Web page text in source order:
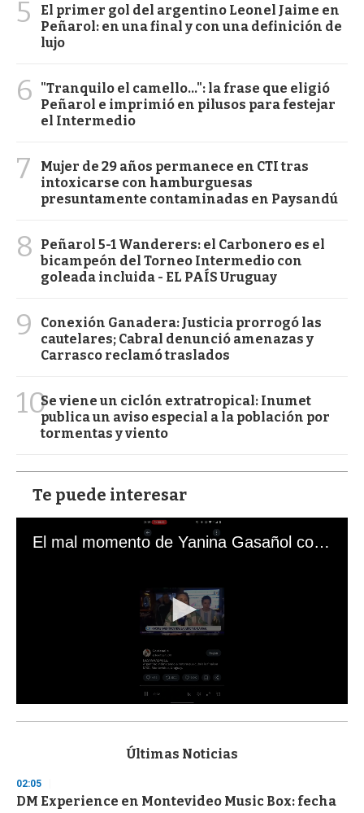
5
El primer gol del argentino Leonel Jaime en
Peñarol: en una final y con una definición de
lujo
6
"Tranquilo el camello...": la frase que eligió
Peñarol e imprimió en pilusos para festejar
el Intermedio
7
Mujer de 29 años permanece en CTI tras
intoxicarse con hamburguesas
presuntamente contaminadas en Paysandú
8
Peñarol 5-1 Wanderers: el Carbonero es el
bicampeón del Torneo Intermedio con
goleada incluida - EL PAÍS Uruguay
9
Conexión Ganadera: Justicia prorrogó las
cautelares; Cabral denunció amenazas y
Carrasco reclamó traslados
10Se viene un ciclón extratropical: Inumet
publica un aviso especial a la población por
tormentas y viento
Te puede interesar
El mal momento de Yanina Gasañol con un hincha argentino en "Subrayado"
s
d
s
Últimas Noticias
02:05
DM Experience en Montevideo Music Box: fecha